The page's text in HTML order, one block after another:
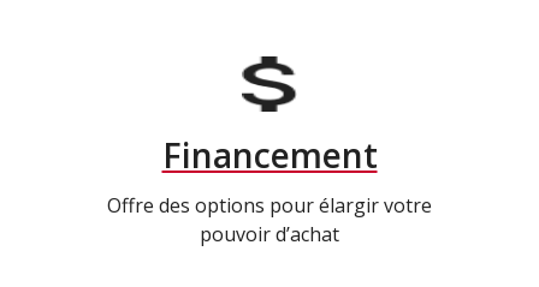
Financement
Offre des options pour élargir votre
pouvoir d’achat